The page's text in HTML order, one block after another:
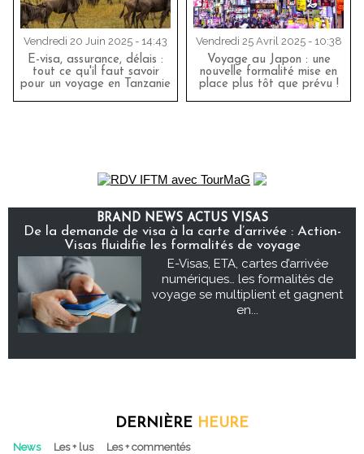
Vendredi 20 Juin 2025 - 14:43
E-visa, assurance, délais :
tout ce qu'il faut savoir
pour un voyage en Tanzanie
Vendredi 25 Avril 2025 - 10:38
Voyage au Japon : une
nouvelle formalité mise en
place plus tôt que prévu !
BRAND NEWS ACTUS VISAS
De la demande de visa à la carte d’arrivée : Action-
Visas fluidifie les formalités de voyage
E-Visas, ETA, cartes d’arrivée
numériques… les formalités de
voyage se multiplient et gagnent
en...
DERNIÈRE HEURE
News Les + lus Les + commentés